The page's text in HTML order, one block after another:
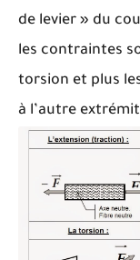
de levier » du
les contraintes
torsion et plus
à l’autre